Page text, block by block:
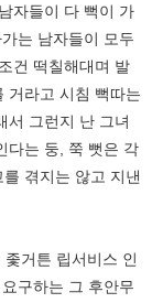
자들이 다 뻑이 가
는 남자들이 모두
건 떡칠해대며 발
거라고 시침 뻑따는
서 그런지 난 그녀
다는 둥, 쭉 뻣은 각
겪지는 않고 지낸
거튼 립서비스 인
구하는 그 후안무